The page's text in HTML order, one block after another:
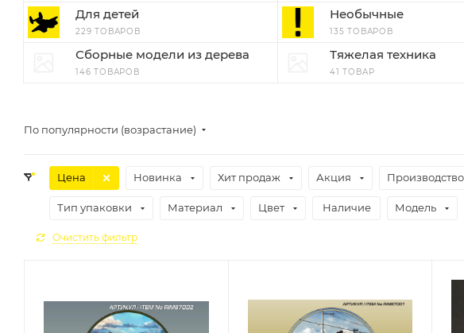
Для детей
229 ТОВАРОВ
Необычные
135 ТОВАРОВ
Сборные модели из дерева
146 ТОВАРОВ
Тяжелая техника
41 ТОВАР
По популярности (возрастание)
Цена Новинка Хит продаж Акция Производство
Тип упаковки Материал Цвет Наличие Модель
Очистить фильтр